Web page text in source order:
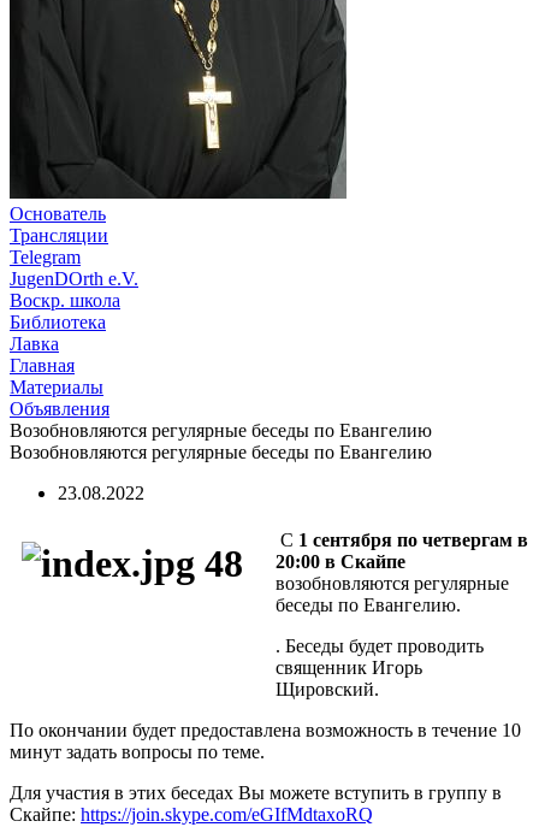
Основатель
Трансляции
Telegram
JugenDOrth e.V.
Воскр. школа
Библиотека
Лавка
Главная
Материалы
Объявления
Возобновляются регулярные беседы по Евангелию
Возобновляются регулярные беседы по Евангелию
23.08.2022
С 1 сентября по четвергам в
20:00 в Скайпе
возобновляются регулярные
беседы по Евангелию.
. Беседы будет проводить
священник Игорь
Щировский.
По окончании будет предоставлена возможность в течение 10
минут задать вопросы по теме.
Для участия в этих беседах Вы можете вступить в группу в
Скайпе: https://join.skype.com/eGIfMdtaxoRQ